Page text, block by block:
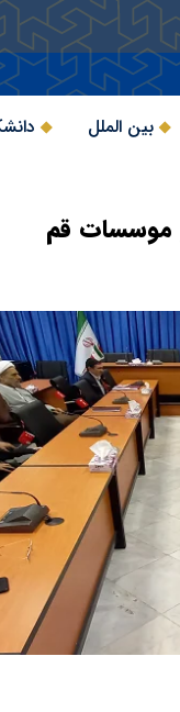
بین الملل
موسسات قم